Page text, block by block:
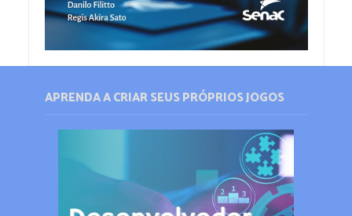
APRENDA A CRIAR SEUS PRÓPRIOS JOGOS